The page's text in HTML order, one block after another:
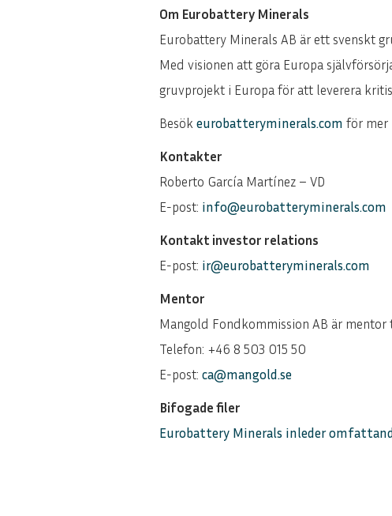
Om Eurobattery Minerals
Eurobattery Minerals AB är ett svenskt
Med visionen att göra Europa
gruvprojekt i Europa för att leverera
Besök eurobatteryminerals.com för mer
Kontakter
Roberto García Martínez – VD
E-post: info@eurobatteryminerals.com
Kontakt investor relations
E-post: ir@eurobatteryminerals.com
Mentor
Mangold Fondkommission AB är
Telefon: +46 8 503 015 50
E-post: ca@mangold.se
Bifogade filer
Eurobattery Minerals inleder